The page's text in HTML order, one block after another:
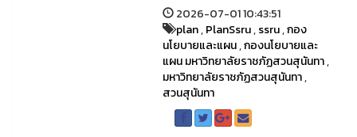
2026-07-01 10:43:51
plan,PlanSsru,ssru,กอง
นโยบายและแผน,กองนโยบายและ
แผน มหาวิทยาลัยราชภัฏสวนสุนันทา,
มหาวิทยาลัยราชภัฏสวนสุนันทา,
สวนสุนันทา